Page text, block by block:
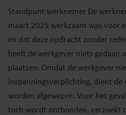
Standpunt werknemer De
maart 2025 werkzaam was voor
en dat deze opdracht zonder
heeft de werkgever niets gedaan
plaatsen. Omdat de werkgever
inspanningsverplichting, dient
worden afgewezen. Voor het
toch wordt ontbonden, verzoekt